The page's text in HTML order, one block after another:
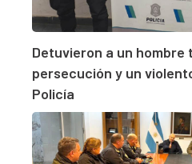
Detuvieron a un hombre
persecución y un
Policía